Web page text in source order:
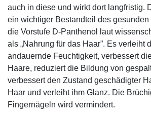
auch in diese und wirkt dort langfristig.
ein wichtiger Bestandteil des
die Vorstufe D-Panthenol laut
als „Nahrung für das Haar”. Es verleiht
andauernde Feuchtigkeit, verbessert
Haare, reduziert die Bildung von
verbessert den Zustand geschädigter
Haar und verleiht ihm Glanz. Die
Fingernägeln wird vermindert.